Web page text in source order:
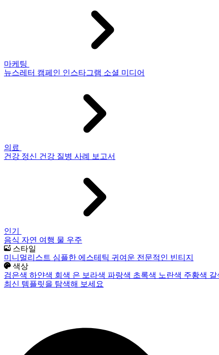
마케팅
뉴스레터 캠페인 인스타그램 소셜 미디어
의료
건강 정신 건강 질병 사례 보고서
인기
음식 자연 여행 물 우주
스타일
미니멀리스트 심플한 에스테틱 귀여운 전문적인 빈티지
색상
검은색 하얀색 회색 은 보라색 파랑색 초록색 노란색 주황색
최신 템플릿을 탐색해 보세요